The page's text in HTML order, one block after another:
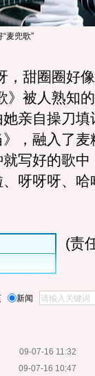
麦兜歌”
甜圈圈好
》被人熟知
亲自操刀填
，融入了
写好的歌中
呀呀呀、哈
(责
新闻
09-07-16 11:32
09-07-16 10:47